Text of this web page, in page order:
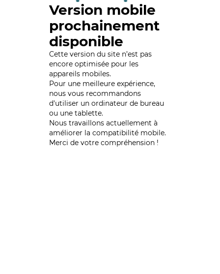
Version mobile
prochainement
disponible
Cette version du site n’est pas
encore optimisée pour les
appareils mobiles.
Pour une meilleure expérience,
nous vous recommandons
d'utiliser un ordinateur de bureau
ou une tablette.
Nous travaillons actuellement à
améliorer la compatibilité mobile.
Merci de votre compréhension !